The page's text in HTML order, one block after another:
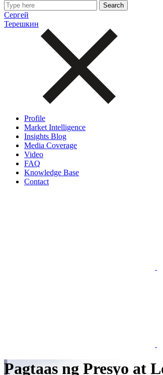
Сергей
Терешкин
Profile
Market Intelligence
Insights Blog
Media Coverage
Video
FAQ
Knowledge Base
Contact
Pagtaas ng Presyo at